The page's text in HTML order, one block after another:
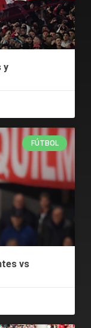
y
FÚTBOL
vs